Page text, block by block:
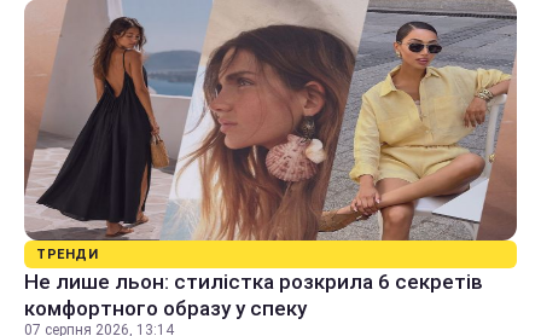
ТРЕНДИ
Не лише льон: стилістка розкрила 6 секретів
комфортного образу у спеку
07 серпня 2026, 13:14